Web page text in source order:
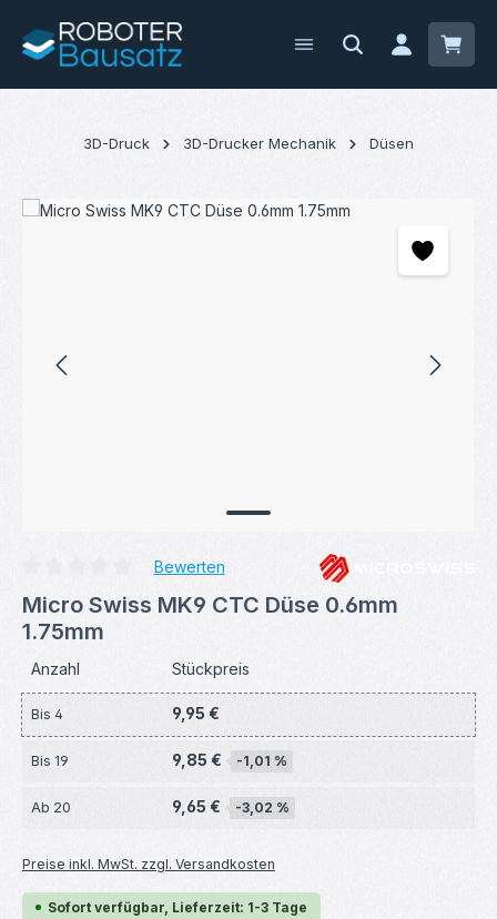
Zum Hauptinhalt springen
3D-Druck 3D-Drucker Mechanik Düsen
Bildergalerie überspringen
Durchschnittliche Bewertung von 0 von 5 Sternen
Bewerten
Micro Swiss MK9 CTC Düse 0.6mm
1.75mm
Anzahl Stückpreis
Bis 4 9,95 €
Bis 19 9,85 € -1,01 %
Ab 20 9,65 € -3,02 %
Preise inkl. MwSt. zzgl. Versandkosten
Sofort verfügbar, Lieferzeit: 1-3 Tage